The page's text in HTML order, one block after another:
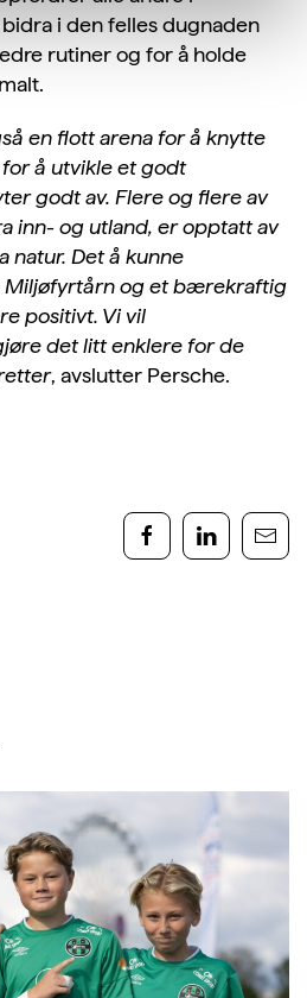
i den felles dugnaden
rutiner og for å holde
en flott arena for å knytte
å utvikle et godt
godt av. Flere og flere av
inn- og utland, er opptatt av
natur. Det å kunne
Miljøfyrtårn og et bærekraftig
positivt. Vi vil
det litt enklere for de
, avslutter Persche.